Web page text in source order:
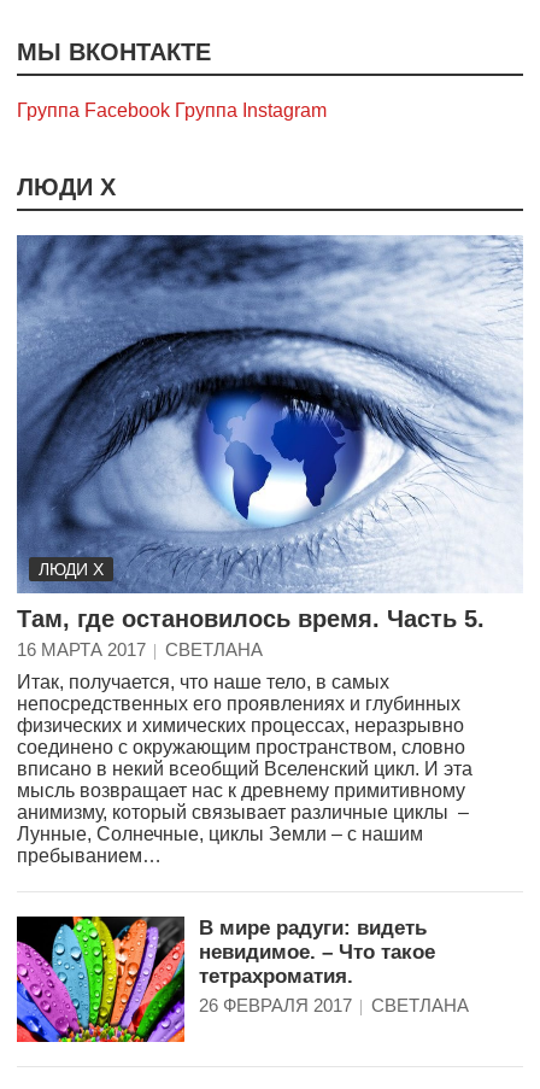
МЫ ВКОНТАКТЕ
Группа Facebook Группа Instagram
ЛЮДИ Х
ЛЮДИ Х
Там, где остановилось время. Часть 5.
16 МАРТА 2017
СВЕТЛАНА
Итак, получается, что наше тело, в самых
непосредственных его проявлениях и глубинных
физических и химических процессах, неразрывно
соединено с окружающим пространством, словно
вписано в некий всеобщий Вселенский цикл. И эта
мысль возвращает нас к древнему примитивному
анимизму, который связывает различные циклы –
Лунные, Солнечные, циклы Земли – с нашим
пребыванием…
В мире радуги: видеть
невидимое. – Что такое
тетрахроматия.
26 ФЕВРАЛЯ 2017 СВЕТЛАНА